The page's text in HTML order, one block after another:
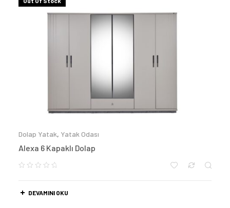
Dolap Yatak, Yatak Odası
Alexa 6 Kapaklı Dolap
DEVAMINI OKU